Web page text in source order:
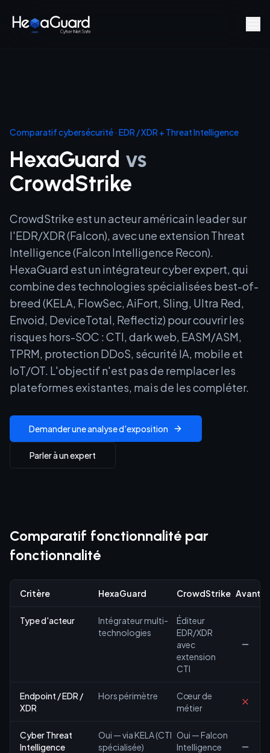
Comparatif cybersécurité· EDR / XDR + Threat Intelligence
HexaGuard vs
CrowdStrike
CrowdStrike est un acteur américain leader sur
l'EDR/XDR (Falcon), avec une extension Threat
Intelligence (Falcon Intelligence Recon).
HexaGuard est un intégrateur cyber expert, qui
combine des technologies spécialisées best-of-
breed (KELA, FlowSec, AiFort, Sling, Ultra Red,
Envoid, DeviceTotal, Reflectiz) pour couvrir les
risques hors-SOC : CTI, dark web, EASM/ASM,
TPRM, protection DDoS, sécurité IA, mobile et
IoT/OT. L'objectif n'est pas de remplacer les
plateformes existantes, mais de les compléter.
Demander une analyse d'exposition
Parler à un expert
Comparatif fonctionnalité par
fonctionnalité
Critère HexaGuard CrowdStrike
Type d'acteur
Intégrateur multi-
technologies
Éditeur
EDR/XDR
avec
extension
CTI
Endpoint / EDR /
XDR
Hors périmètre
Cœur de
métier
Cyber Threat
Intelligence
Oui — via KELA (CTI
spécialisée)
Oui — Falcon
Intelligence